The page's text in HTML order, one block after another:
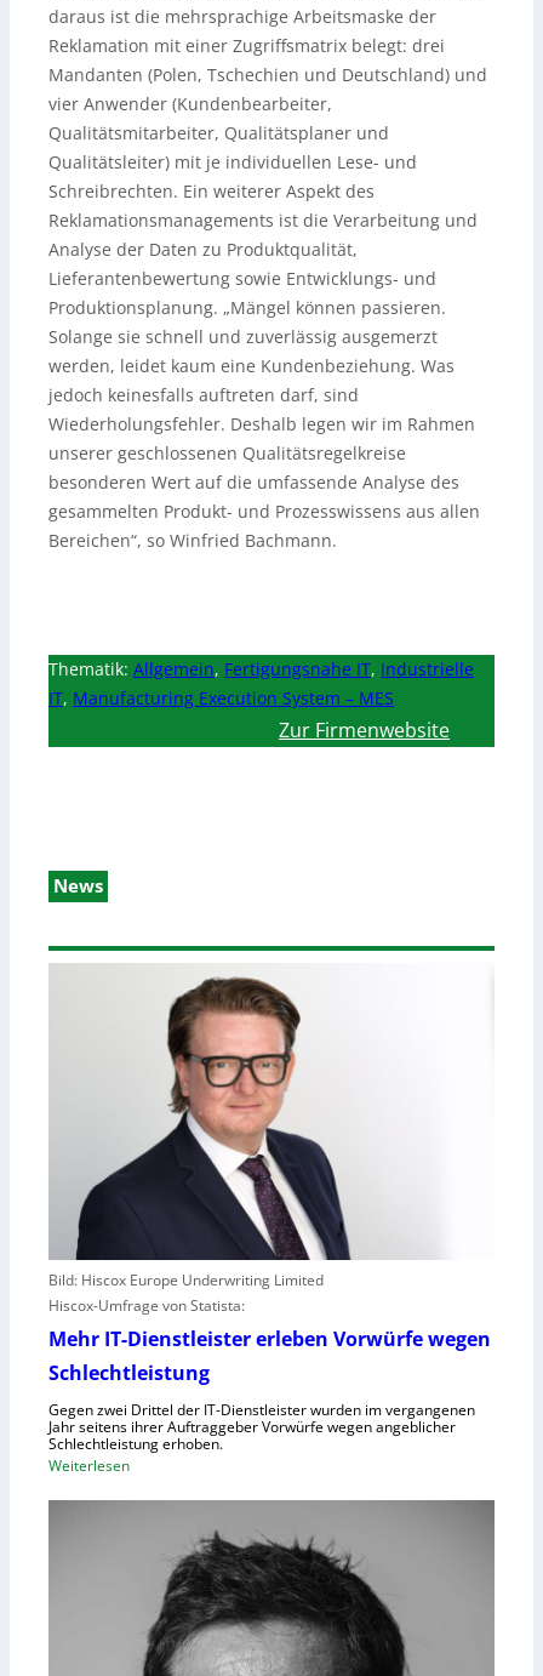
daraus ist die mehrsprachige Arbeitsmaske der
Reklamation mit einer Zugriffsmatrix belegt: drei
Mandanten (Polen, Tschechien und Deutschland) und
vier Anwender (Kundenbearbeiter,
Qualitätsmitarbeiter, Qualitätsplaner und
Qualitätsleiter) mit je individuellen Lese- und
Schreibrechten. Ein weiterer Aspekt des
Reklamationsmanagements ist die Verarbeitung und
Analyse der Daten zu Produktqualität,
Lieferantenbewertung sowie Entwicklungs- und
Produktionsplanung. „Mängel können passieren.
Solange sie schnell und zuverlässig ausgemerzt
werden, leidet kaum eine Kundenbeziehung. Was
jedoch keinesfalls auftreten darf, sind
Wiederholungsfehler. Deshalb legen wir im Rahmen
unserer geschlossenen Qualitätsregelkreise
besonderen Wert auf die umfassende Analyse des
gesammelten Produkt- und Prozesswissens aus allen
Bereichen“, so Winfried Bachmann.
Thematik: Allgemein, Fertigungsnahe IT, Industrielle
IT, Manufacturing Execution System – MES
Zur Firmenwebsite
News
Bild: Hiscox Europe Underwriting Limited
Hiscox-Umfrage von Statista:
Mehr IT-Dienstleister erleben Vorwürfe wegen
Schlechtleistung
Gegen zwei Drittel der IT-Dienstleister wurden im vergangenen
Jahr seitens ihrer Auftraggeber Vorwürfe wegen angeblicher
Schlechtleistung erhoben.
Weiterlesen: